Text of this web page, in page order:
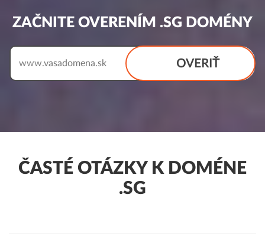
ZAČNITE OVERENÍM .SG DOMÉNY
OVERIŤ
www.
ČASTÉ OTÁZKY K DOMÉNE
.SG